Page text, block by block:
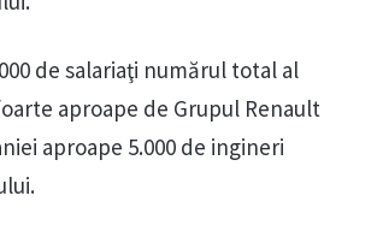
de salariaţi numărul total al
aproape de Grupul Renault
aproape 5.000 de ingineri